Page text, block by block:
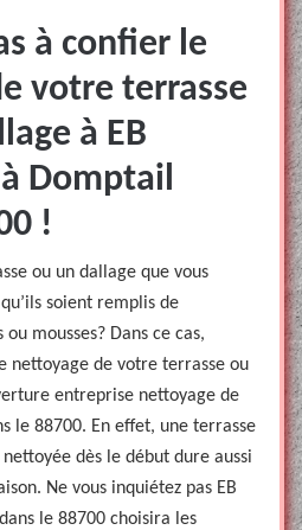
à confier le
votre terrasse
à EB
Domptail
!
ou un dallage que vous
soient remplis de
mousses? Dans ce cas,
nettoyage de votre terrasse ou
entreprise nettoyage de
le 88700. En effet, une terrasse
dès le début dure aussi
Ne vous inquiétez pas EB
le 88700 choisira les